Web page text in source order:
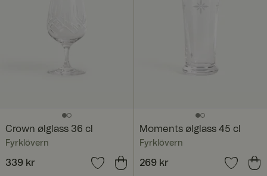
Crown ølglass 36 cl
Fyrklövern
Pris :339 kr
339 kr
Moments ølglass 45 cl
Fyrklövern
Pris :269 kr
269 kr